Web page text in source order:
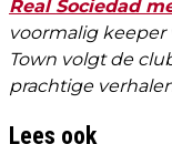
Real Sociedad
voormalig keeper
Town volgt de
prachtige
Lees ook